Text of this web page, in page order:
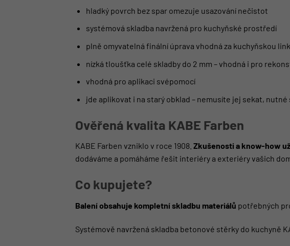
hladký povrch bez spar omezuje usazování nečistot
systémová skladba navržená pro kuchyňské prostředí
plně omyvatelná finální úprava vhodná za kuchyňskou
nízká tloušťka celé skladby do 2 mm – vhodná i pro
vhodná pro aplikaci svépomocí
jde aplikovat i na starý obklad – nemusíte jej sekat,
Ověřená kvalita KABE Farben
KABE Farben vzniklo v roce 1908. Zkušenosti a know-how už
dodáváme a pomáháme řešit interiéry a exteriéry vašich
Co kupujete?
Balení obsahuje kompletní skladbu materiálů potřebných
Systémově navržená skladba betonové stěrky do kuchyně